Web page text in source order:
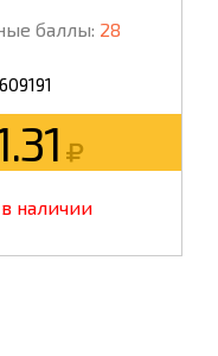
баллы: 28
609191
наличии